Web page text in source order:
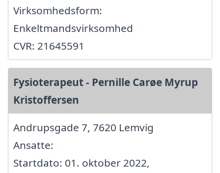
Virksomhedsform:
Enkeltmandsvirksomhed
CVR: 21645591
Fysioterapeut - Pernille Carøe Myrup
Kristoffersen
Andrupsgade 7, 7620 Lemvig
Ansatte:
Startdato: 01. oktober 2022,